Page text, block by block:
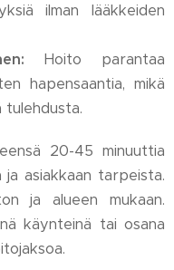
ilman lääkkeiden
Hoito parantaa
hapensaantia, mikä
tulehdusta.
20-45 minuuttia
asiakkaan tarpeista.
ja alueen mukaan.
käynteinä tai osana